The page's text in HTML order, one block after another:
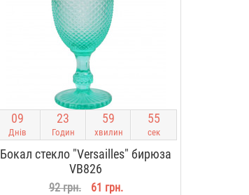
09
Днів
23
Годин
59
хвилин
54
сек
Бокал стекло "Versailles" бирюза
VB826
92 грн. 61 грн.